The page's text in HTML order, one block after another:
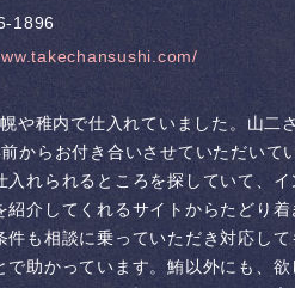
1896
や稚内で仕入れていました。山二
からお付き合いさせていただいて
入れられるところを探していて、イ
紹介してくれるサイトからたどり着
件も相談に乗っていただき対応して
で助かっています。鮪以外にも、欲